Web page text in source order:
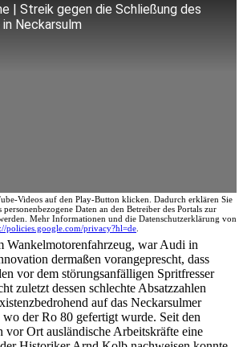
| Streik gegen die Schließung des
Neckarsulm
Videos auf den Play-Button klicken. Dadurch erklären Sie
personenbezogene Daten an den Betreiber des Portals zur
Mehr Informationen und die Datenschutzerklärung von
policies.google.com/privacy?hl=de
Wankelmotorenfahrzeug, war Audi in
dermaßen vorangeprescht, dass
vor dem störungsanfälligen Spritfresser
zuletzt dessen schlechte Absatzzahlen
auf das Neckarsulmer
der Ro 80 gefertigt wurde. Seit den
vor Ort ausländische Arbeitskräfte eine